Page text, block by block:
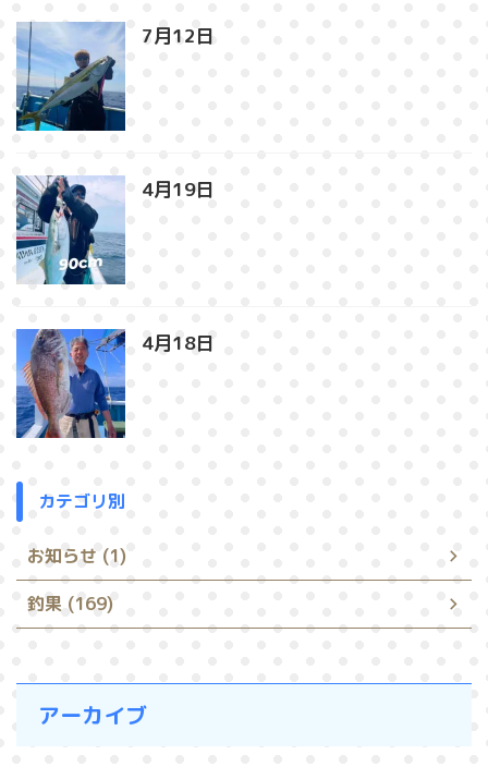
7月12日⁡
4月19日⁡
4月18日
カテゴリ別
お知らせ (1)
釣果 (169)
アーカイブ